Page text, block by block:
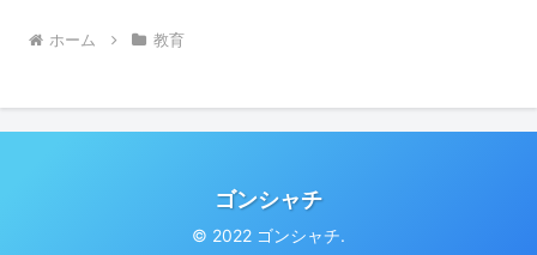
ホーム 教育
ゴンシャチ
© 2022 ゴンシャチ.